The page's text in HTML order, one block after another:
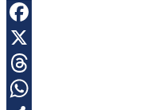
Facebook
X
Threads